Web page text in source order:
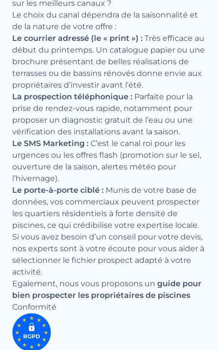
sur les meilleurs canaux ?
Le choix du canal dépendra de la saisonnalité et
de la nature de votre offre :
Le courrier adressé (le « print ») : Très efficace au
début du printemps. Un catalogue papier ou une
brochure présentant de belles réalisations de
terrasses ou de bassins rénovés donne envie aux
propriétaires d’investir avant l’été.
La prospection téléphonique : Parfaite pour la
prise de rendez-vous rapide, notamment pour
proposer un diagnostic gratuit de l’eau ou une
vérification des installations avant la saison.
Le SMS Marketing : C’est le canal roi pour les
urgences ou les offres flash (promotion sur le sel,
ouverture de la saison, alertes météo pour
l’hivernage).
Le porte-à-porte ciblé : Munis de votre base de
données, vos commerciaux peuvent prospecter
les quartiers résidentiels à forte densité de
piscines, ce qui crédibilise votre expertise locale.
Si vous avez besoin d’un conseil pour votre devis,
nos experts sont à votre écoute pour vous aider à
sélectionner le fichier prospect adapté à votre
activité.
Egalement, nous vous proposons un guide pour
bien prospecter les propriétaires de piscines
Conformité